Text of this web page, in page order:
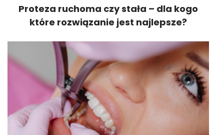
Proteza ruchoma czy stała – dla kogo
które rozwiązanie jest najlepsze?